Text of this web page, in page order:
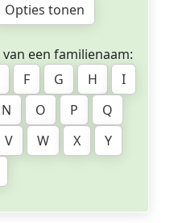
Opties tonen
een familienaam:
F G H
I
N O P
Q
V W X
Y